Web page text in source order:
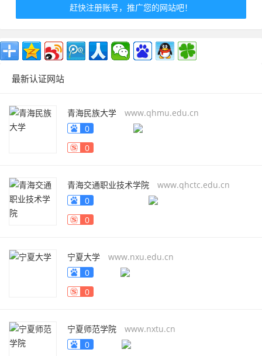
赶快注册账号，推广您的网站吧！
最新认证网站
青海民族大学
www.qhmu.edu.cn
0
0
青海交通职业技术学院
www.qhctc.edu.cn
0
0
宁夏大学
www.nxu.edu.cn
0
0
宁夏师范学院
www.nxtu.cn
0